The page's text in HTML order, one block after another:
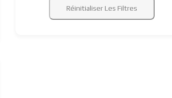
Réinitialiser Les Filtres